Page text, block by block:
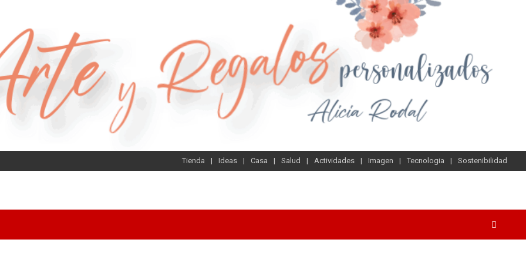
Tienda Ideas Casa Salud Actividades Imagen Tecnologia Sostenibilidad